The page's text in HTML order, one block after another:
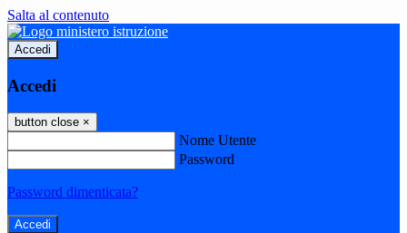
Salta al contenuto
Accedi
Accedi
button close ×
Nome Utente
Password
Password dimenticata?